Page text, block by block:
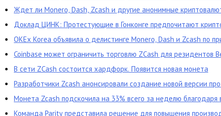
Ждет ли Monero, Dash, Zcash и другие анонимные
Доклад ЦИНК: Протестующие в Гонконге предпочитают
OKEx Korea объявила о делистинге Monero, Dash и Zcash по
Coinbase может ограничить торговлю ZCash для резидентов
В сети ZCash состоится хардфорк. Появится новая монета
Разработчики Zcash анонсировали создание новой версии
Монета Zcash подскочила на 33% всего за неделю
Команда Parity представила решение для повышения